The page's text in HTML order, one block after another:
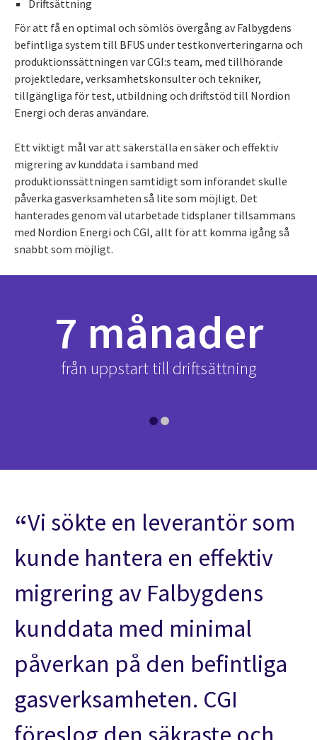
Driftsättning
För att få en optimal och sömlös övergång av Falbygdens
befintliga system till BFUS under testkonverteringarna och
produktionssättningen var CGI:s team, med tillhörande
projektledare, verksamhetskonsulter och tekniker,
tillgängliga för test, utbildning och driftstöd till Nordion
Energi och deras användare.
Ett viktigt mål var att säkerställa en säker och effektiv
migrering av kunddata i samband med
produktionssättningen samtidigt som införandet skulle
påverka gasverksamheten så lite som möjligt. Det
hanterades genom väl utarbetade tidsplaner tillsammans
med Nordion Energi och CGI, allt för att komma igång så
snabbt som möjligt.
7 månader
från uppstart till driftsättning
Vi sökte en leverantör som
kunde hantera en effektiv
migrering av Falbygdens
kunddata med minimal
påverkan på den befintliga
gasverksamheten. CGI
föreslog den säkraste och